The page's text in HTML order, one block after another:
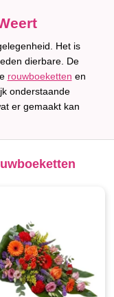
Het is
dierbare. De
rouwboeketten en
onderstaande
er gemaakt kan